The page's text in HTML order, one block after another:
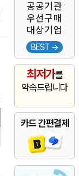
공공기관
우선구매
대상기업
BEST →
최저가를
약속드립니다
카드 간편결제